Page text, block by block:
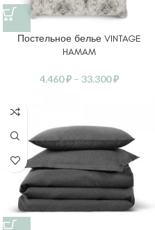
Постельное белье VINTAGE
HAMAM
4.460₽ – 33.300₽